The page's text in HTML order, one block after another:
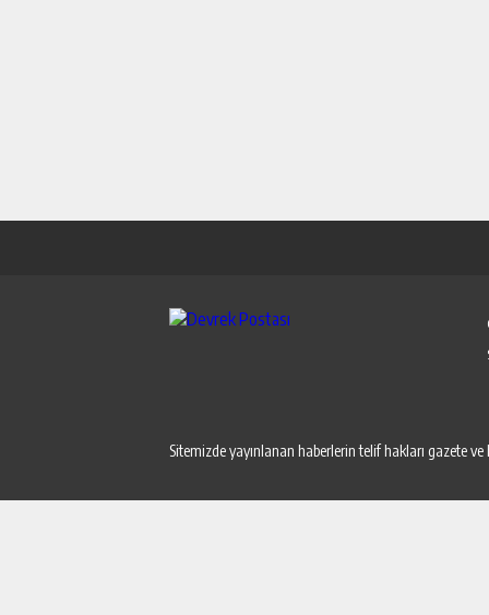
Sitemizde yayınlanan haberlerin telif hakları gazete